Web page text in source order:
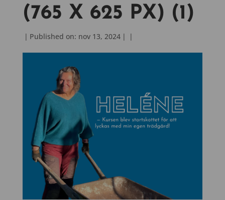
(765 X 625 PX) (1)
| Published on: nov 13, 2024 | |